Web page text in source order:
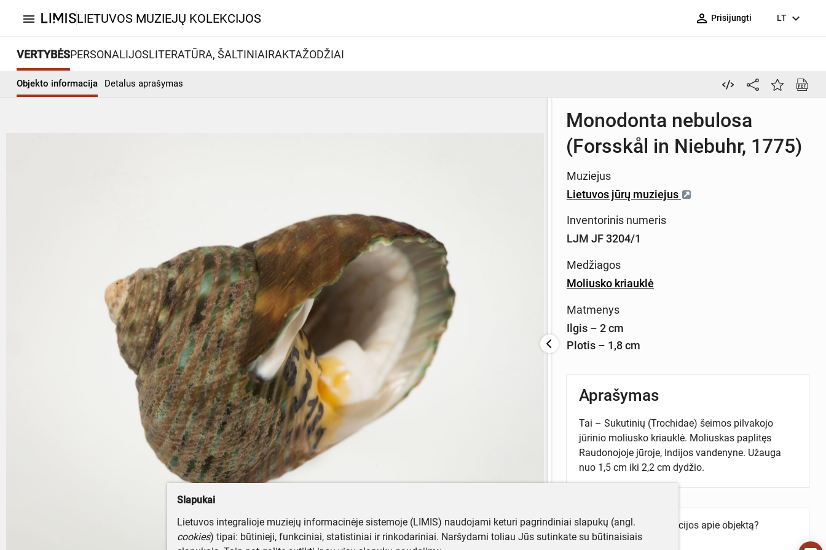
menu LIETUVOS MUZIEJŲ KOLEKCIJOS person_outline Prisijungti LT expand_more
VERTYBĖSPERSONALIJOSLITERATŪRA, ŠALTINIAIRAKTAŽODŽIAI
Objekto informacija Detalus aprašymas
Monodonta nebulosa
(Forsskål in Niebuhr, 1775)
Muziejus
Lietuvos jūrų muziejus
Inventorinis numeris
LJM JF 3204/1
Medžiagos
Moliusko kriauklė
Matmenys
Ilgis – 2 cm
Plotis – 1,8 cm
Aprašymas
Tai – Sukutinių (Trochidae) šeimos pilvakojo
jūrinio moliusko kriauklė. Moliuskas paplitęs
Raudonojoje jūroje, Indijos vandenyne. Užauga
nuo 1,5 cm iki 2,2 cm dydžio.
Turite daugiau informacijos apie objektą?
Parašykite mums!
Slapukai
Lietuvos integralioje muziejų informacinėje sistemoje (LIMIS) naudojami keturi pagrindiniai slapukų (angl.
cookies) tipai: būtinieji, funkciniai, statistiniai ir rinkodariniai. Naršydami toliau Jūs sutinkate su būtinaisiais